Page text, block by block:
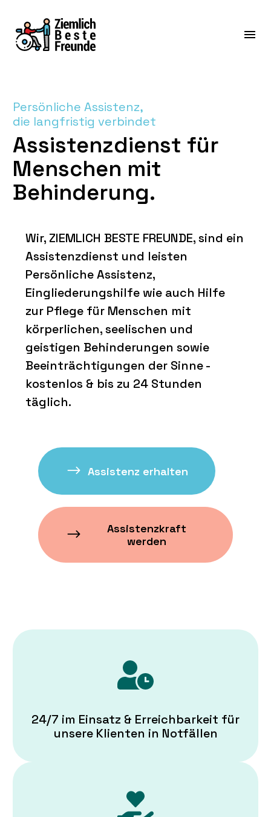
Persönliche Assistenz,
die langfristig verbindet
Assistenzdienst für
Menschen mit
Behinderung.
Assistenz erhalten
Assistenzkraft
werden
Wir, ZIEMLICH BESTE FREUNDE, sind ein
Assistenzdienst und leisten
Persönliche Assistenz,
Eingliederungshilfe wie auch Hilfe
zur Pflege für Menschen mit
körperlichen, seelischen und
geistigen Behinderungen sowie
Beeinträchtigungen der Sinne -
kostenlos & bis zu 24 Stunden
täglich.
24/7 im Einsatz & Erreichbarkeit für
unsere Klienten in Notfällen